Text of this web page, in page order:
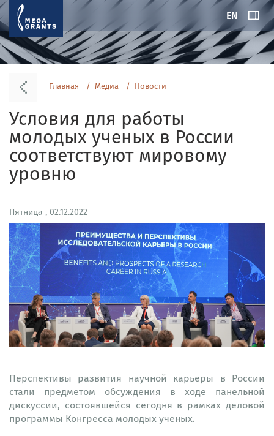
EN
Главная Медиа Новости
Условия для работы
молодых ученых в России
соответствуют мировому
уровню
Пятница , 02.12.2022
Перспективы развития научной карьеры в России
стали предметом обсуждения в ходе панельной
дискуссии, состоявшейся сегодня в рамках деловой
программы Конгресса молодых ученых.